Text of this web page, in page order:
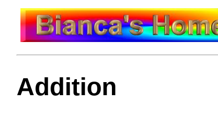
Addition